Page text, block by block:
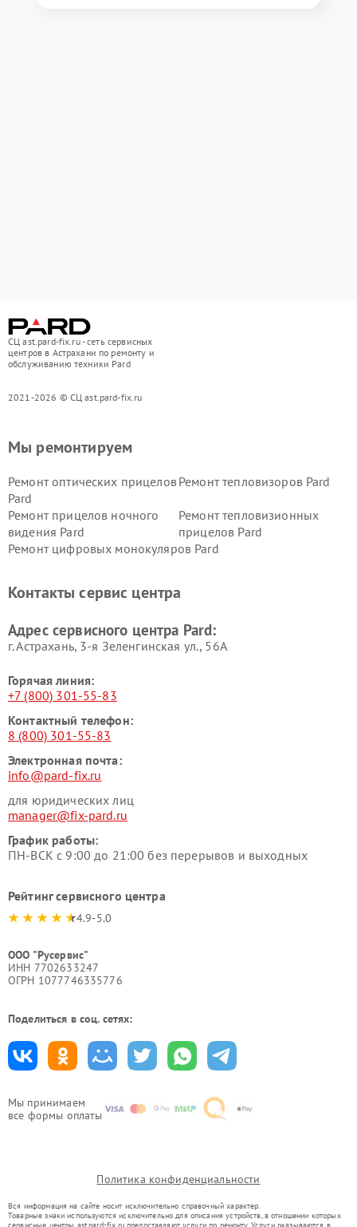
СЦ ast.pard-fix.ru - сеть сервисных
центров в Астрахани по ремонту и
обслуживанию техники Pard
2021-2026 © СЦ ast.pard-fix.ru
Мы принимаем
все формы оплаты
Мы ремонтируем
Ремонт оптических прицелов
Pard
Ремонт тепловизоров Pard
Ремонт прицелов ночного
видения Pard
Ремонт тепловизионных
прицелов Pard
Ремонт цифровых монокуляров Pard
Контакты сервис центра
Адрес сервисного центра Pard:
г. Астрахань, 3-я Зеленгинская ул., 56А
Горячая линия:
+7 (800) 301-55-83
Контактный телефон:
8 (800) 301-55-83
Электронная почта:
info@pard-fix.ru
для юридических лиц
manager@fix-pard.ru
График работы:
ПН-ВСК с 9:00 до 21:00 без перерывов и выходных
Рейтинг сервисного центра
4.9-5.0
ООО "Русервис"
ИНН 7702633247
ОГРН 1077746335776
Поделиться в соц. сетях:
Политика конфиденциальности
Вся информация на сайте носит исключительно справочный характер.
Товарные знаки используются исключительно для описания устройств, в отношении которых